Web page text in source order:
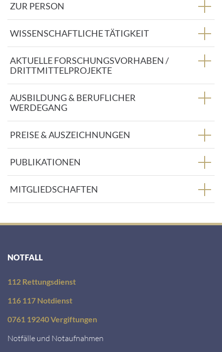
ZUR PERSON
WISSENSCHAFTLICHE TÄTIGKEIT
AKTUELLE FORSCHUNGSVORHABEN /
DRITTMITTELPROJEKTE
AUSBILDUNG & BERUFLICHER
WERDEGANG
PREISE & AUSZEICHNUNGEN
PUBLIKATIONEN
MITGLIEDSCHAFTEN
NOTFALL
112 Rettungsdienst
116 117 Notdienst
0761 19240 Vergiftungen
Notfälle und Notaufnahmen